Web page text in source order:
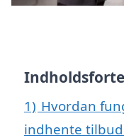
1) Hvordan
indhente